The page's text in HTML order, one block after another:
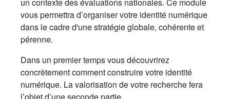
vous permettra d’organiser votre identité numérique
dans le cadre d'une stratégie globale, cohérente et
pérenne.
Dans un premier temps vous découvrirez
concrètement comment construire votre identité
numérique. La valorisation de votre recherche fera